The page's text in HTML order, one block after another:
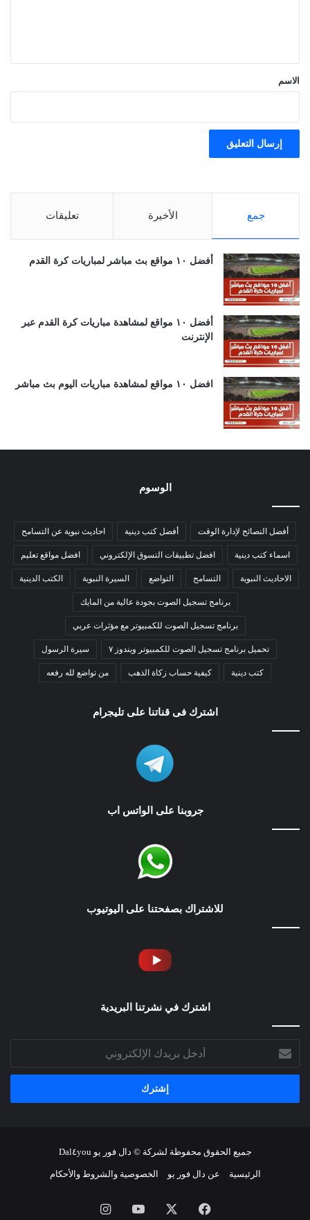
*
الاسم
جمع الأخيرة تعليقات
أفضل ١٠ مواقع بث مباشر لمباريات كرة القدم
أفضل ١٠ مواقع لمشاهدة مباريات كرة القدم عبر
الإنترنت
افضل ١٠ مواقع لمشاهدة مباريات اليوم بث مباشر
الوسوم
أفضل النصائح لإدارة الوقت أفضل كتب دينية احاديث نبوية عن التسامح
اسماء كتب دينية افضل تطبيقات التسوق الإلكتروني افضل مواقع تعليم
الاحاديث النبوية التسامح التواضع السيرة النبوية الكتب الدينية
برنامج تسجيل الصوت بجودة عالية من المايك
برنامج تسجيل الصوت للكمبيوتر مع مؤثرات عربي
تحميل برنامج تسجيل الصوت للكمبيوتر ويندوز ٧ سيرة الرسول
كتب دينية كيفية حساب زكاة الذهب من تواضع لله رفعه
اشترك فى قناتنا على تليجرام
جروبنا على الواتس اب
للاشتراك بصفحتنا على اليوتيوب
اشترك في نشرتنا البريدية
بريدك
الإلكتروني
جميع الحقوق محفوظة لشركة © دال فور يو Dal٤you
الرئيسية عن دال فور يو الخصوصية والشروط والأحكام
فيسبوك ‫YouTube